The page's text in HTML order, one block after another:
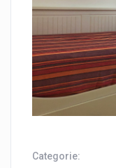
Categorie: